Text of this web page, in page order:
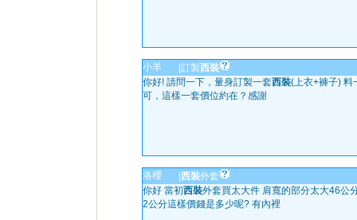
小羊 訂製西裝
你好! 請問一下，量身訂製一套西裝(上衣+褲子) 料
可，這樣一套價位約在？感謝
洛櫻 西裝外套
你好 當初西裝外套買太大件 肩寬的部分太大46公
2公分這樣價錢是多少呢? 有內裡